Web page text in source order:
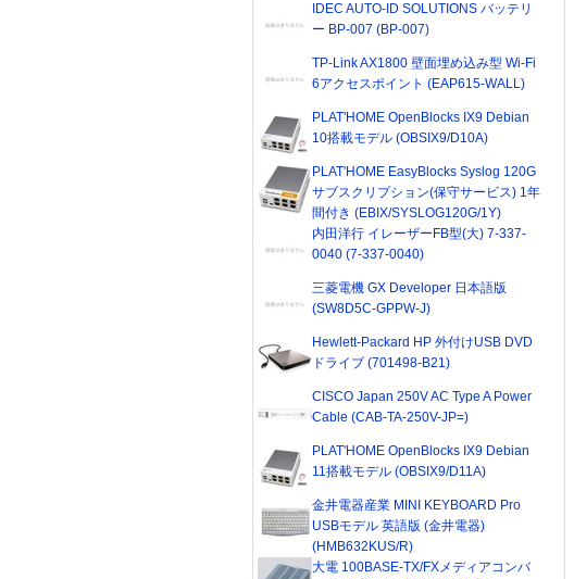
IDEC AUTO-ID SOLUTIONS バッテリ
ー BP-007 (BP-007)
TP-Link AX1800 壁面埋め込み型 Wi-Fi
6アクセスポイント (EAP615-WALL)
PLAT'HOME OpenBlocks IX9 Debian
10搭載モデル (OBSIX9/D10A)
PLAT'HOME EasyBlocks Syslog 120G
サブスクリプション(保守サービス) 1年
間付き (EBIX/SYSLOG120G/1Y)
内田洋行 イレーザーFB型(大) 7-337-
0040 (7-337-0040)
三菱電機 GX Developer 日本語版
(SW8D5C-GPPW-J)
Hewlett-Packard HP 外付けUSB DVD
ドライブ (701498-B21)
CISCO Japan 250V AC Type A Power
Cable (CAB-TA-250V-JP=)
PLAT'HOME OpenBlocks IX9 Debian
11搭載モデル (OBSIX9/D11A)
金井電器産業 MINI KEYBOARD Pro
USBモデル 英語版 (金井電器)
(HMB632KUS/R)
大電 100BASE-TX/FXメディアコンバ